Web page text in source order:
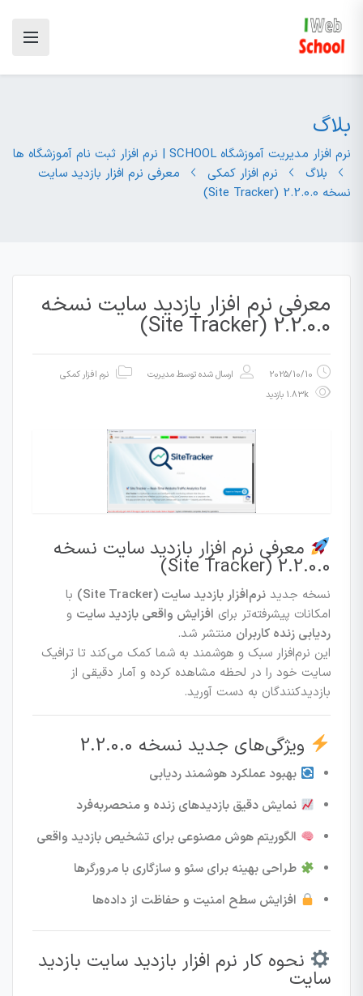
بلاگ
نرم افزار مدیریت آموزشگاه SCHOOL | نرم افزار ثبت نام آموزشگاه ها
بلاگ
نرم افزار کمکی
معرفی نرم افزار بازدید سایت
نسخه 2.2.0.0 (Site Tracker)
معرفی نرم افزار بازدید سایت نسخه
2.2.0.0 (Site Tracker)
2025/10/10 ارسال شده توسطمدیریت
نرم افزار کمکی
معرفی نرم‌ افزار بازدید سایت نسخه
2.2.0.0 (Site Tracker)
نسخه جدید نرم‌افزار بازدید سایت (Site Tracker)
با
امکانات پیشرفته‌تر برای افزایش واقعی بازدید سایت و
ردیابی زنده کاربران منتشر شد.
این نرم‌افزار سبک و هوشمند به شما کمک می‌کند تا ترافیک
سایت خود را در لحظه مشاهده کرده و آمار دقیقی از
بازدیدکنندگان به دست آورید.
ویژگی‌های جدید نسخه 2.2.0.0
بهبود عملکرد هوشمند ردیابی
نمایش دقیق بازدیدهای زنده و منحصربه‌فرد
الگوریتم هوش مصنوعی برای تشخیص بازدید واقعی
طراحی بهینه برای سئو و سازگاری با مرورگرها
افزایش سطح امنیت و حفاظت از داده‌ها
نحوه کار نرم افزار بازدید سایت بازدید
سایت